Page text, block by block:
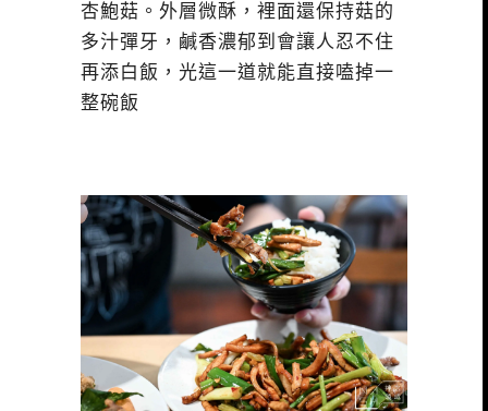
杏鮑菇。外層微酥，裡面還保持菇的
多汁彈牙，鹹香濃郁到會讓人忍不住
再添白飯，光這一道就能直接嗑掉一
整碗飯